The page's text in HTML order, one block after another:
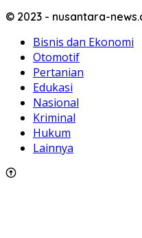
© 2023 - nusantara-
Bisnis dan Ekonomi
Otomotif
Pertanian
Edukasi
Nasional
Kriminal
Hukum
Lainnya